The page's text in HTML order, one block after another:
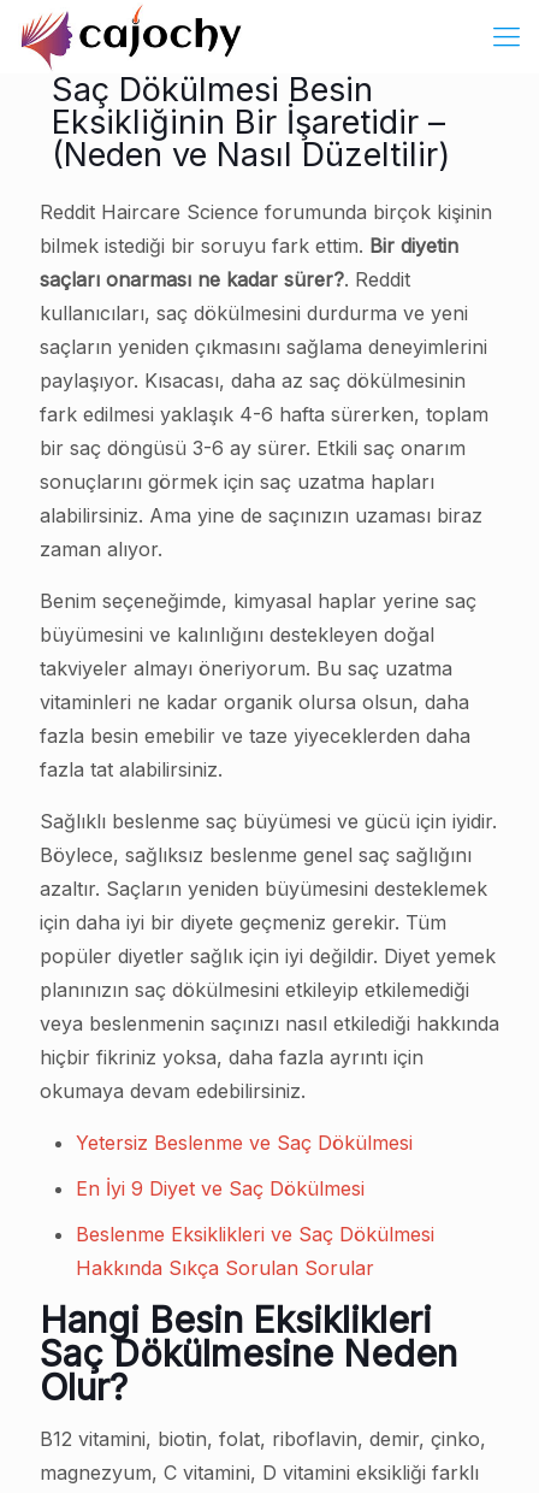
Saç Dökülmesi Besin
Eksikliğinin Bir İşaretidir –
(Neden ve Nasıl Düzeltilir)
Reddit Haircare Science forumunda birçok kişinin
bilmek istediği bir soruyu fark ettim. Bir diyetin
saçları onarması ne kadar sürer?. Reddit
kullanıcıları, saç dökülmesini durdurma ve yeni
saçların yeniden çıkmasını sağlama deneyimlerini
paylaşıyor. Kısacası, daha az saç dökülmesinin
fark edilmesi yaklaşık 4-6 hafta sürerken, toplam
bir saç döngüsü 3-6 ay sürer. Etkili saç onarım
sonuçlarını görmek için saç uzatma hapları
alabilirsiniz. Ama yine de saçınızın uzaması biraz
zaman alıyor.
Benim seçeneğimde, kimyasal haplar yerine saç
büyümesini ve kalınlığını destekleyen doğal
takviyeler almayı öneriyorum. Bu saç uzatma
vitaminleri ne kadar organik olursa olsun, daha
fazla besin emebilir ve taze yiyeceklerden daha
fazla tat alabilirsiniz.
Sağlıklı beslenme saç büyümesi ve gücü için iyidir.
Böylece, sağlıksız beslenme genel saç sağlığını
azaltır. Saçların yeniden büyümesini desteklemek
için daha iyi bir diyete geçmeniz gerekir. Tüm
popüler diyetler sağlık için iyi değildir. Diyet yemek
planınızın saç dökülmesini etkileyip etkilemediği
veya beslenmenin saçınızı nasıl etkilediği hakkında
hiçbir fikriniz yoksa, daha fazla ayrıntı için
okumaya devam edebilirsiniz.
Yetersiz Beslenme ve Saç Dökülmesi
En İyi 9 Diyet ve Saç Dökülmesi
Beslenme Eksiklikleri ve Saç Dökülmesi
Hakkında Sıkça Sorulan Sorular
Hangi Besin Eksiklikleri
Saç Dökülmesine Neden
Olur?
B12 vitamini, biotin, folat, riboflavin, demir, çinko,
magnezyum, C vitamini, D vitamini eksikliği farklı